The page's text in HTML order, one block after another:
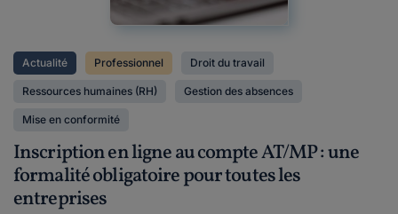
Actualité Professionnel Droit du travail
Ressources humaines (RH) Gestion des absences
Mise en conformité
Inscription en ligne au compte AT/MP : une
formalité obligatoire pour toutes les
entreprises